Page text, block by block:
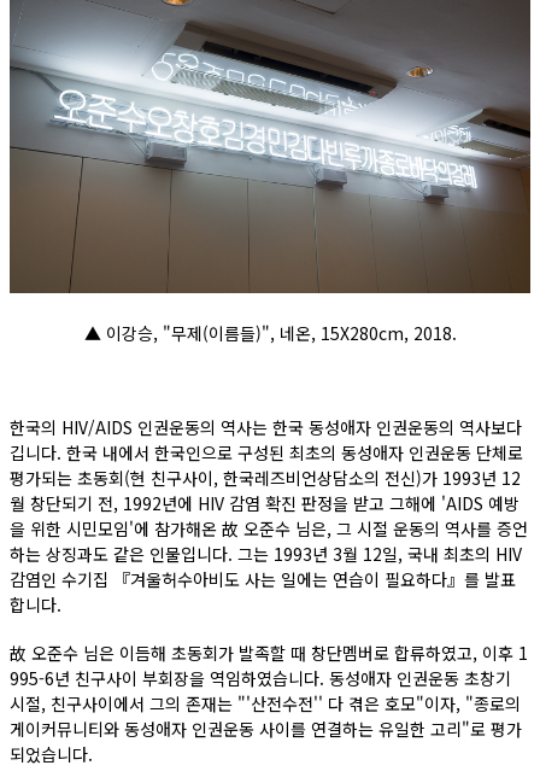
▲ 이강승, "무제(이름들)", 네온, 15X280cm, 2018.
한국의 HIV/AIDS 인권운동의 역사는 한국 동성애자 인권운동의 역사보다
깁니다. 한국 내에서 한국인으로 구성된 최초의 동성애자 인권운동 단체로
평가되는 초동회(현 친구사이, 한국레즈비언상담소의 전신)가 1993년 12
월 창단되기 전, 1992년에 HIV 감염 확진 판정을 받고 그해에 'AIDS 예방
을 위한 시민모임'에 참가해온 故 오준수 님은, 그 시절 운동의 역사를 증언
하는 상징과도 같은 인물입니다. 그는 1993년 3월 12일, 국내 최초의 HIV
감염인 수기집 『겨울허수아비도 사는 일에는 연습이 필요하다』를 발표
합니다.
故 오준수 님은 이듬해 초동회가 발족할 때 창단멤버로 합류하였고, 이후 1
995-6년 친구사이 부회장을 역임하였습니다. 동성애자 인권운동 초창기
시절, 친구사이에서 그의 존재는 "'산전수전'' 다 겪은 호모"이자, "종로의
게이커뮤니티와 동성애자 인권운동 사이를 연결하는 유일한 고리"로 평가
되었습니다.